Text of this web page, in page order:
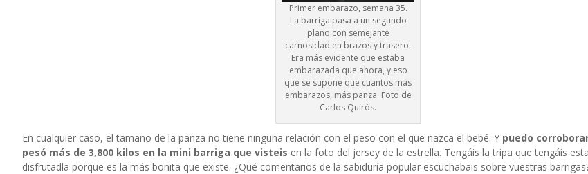
Primer embarazo, semana 35.
La barriga pasa a un segundo
plano con semejante
carnosidad en brazos y trasero.
Era más evidente que estaba
embarazada que ahora, y eso
que se supone que cuantos más
embarazos, más panza. Foto de
Carlos Quirós.
En cualquier caso, el tamaño de la panza no tiene ninguna relación con el peso con el que nazca el bebé. Y puedo
pesó más de 3,800 kilos en la mini barriga que visteis en la foto del jersey de la estrella. Tengáis la tripa que tengáis
disfrutadla porque es la más bonita que existe. ¿Qué comentarios de la sabiduría popular escuchabais sobre vuestras